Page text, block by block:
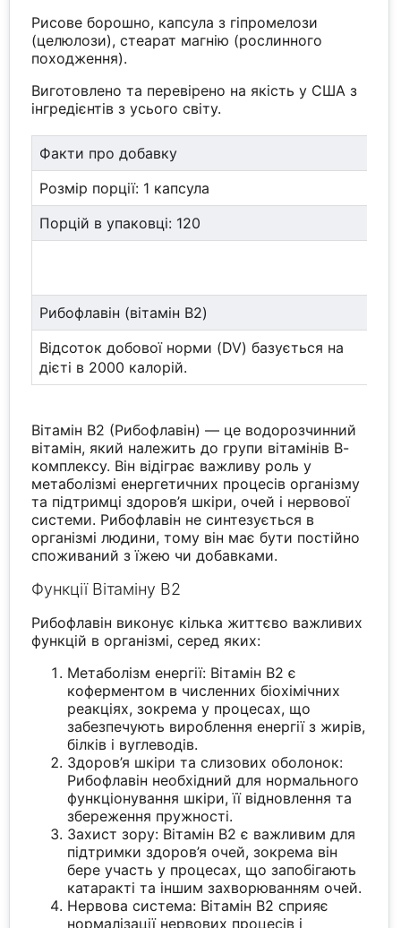
Рисове борошно, капсула з гіпромелози
(целюлози), стеарат магнію (рослинного
походження).
Виготовлено та перевірено на якість у США з
інгредієнтів з усього світу.
Факти про добавку
Розмір порції: 1 капсула
Порцій в упаковці: 120
Рибофлавін (вітамін B2)
Відсоток добової норми (DV) базується на
дієті в 2000 калорій.
Вітамін В2 (Рибофлавін) — це водорозчинний
вітамін, який належить до групи вітамінів В-
комплексу. Він відіграє важливу роль у
метаболізмі енергетичних процесів організму
та підтримці здоров’я шкіри, очей і нервової
системи. Рибофлавін не синтезується в
організмі людини, тому він має бути постійно
споживаний з їжею чи добавками.
Функції Вітаміну В2
Рибофлавін виконує кілька життєво важливих
функцій в організмі, серед яких:
Метаболізм енергії: Вітамін В2 є
коферментом в численних біохімічних
реакціях, зокрема у процесах, що
забезпечують вироблення енергії з жирів,
білків і вуглеводів.
Здоров’я шкіри та слизових оболонок:
Рибофлавін необхідний для нормального
функціонування шкіри, її відновлення та
збереження пружності.
Захист зору: Вітамін В2 є важливим для
підтримки здоров’я очей, зокрема він
бере участь у процесах, що запобігають
катаракті та іншим захворюванням очей.
Нервова система: Вітамін В2 сприяє
нормалізації нервових процесів і